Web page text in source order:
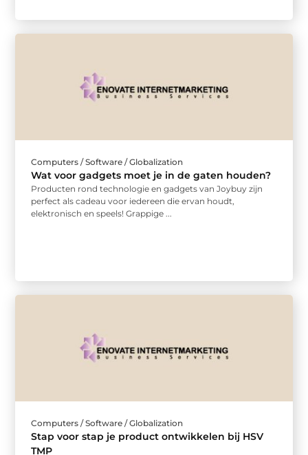
Computers / Software / Globalization
Wat voor gadgets moet je in de gaten houden?
Producten rond technologie en gadgets van Joybuy zijn
perfect als cadeau voor iedereen die ervan houdt,
elektronisch en speels! Grappige ...
Computers / Software / Globalization
Stap voor stap je product ontwikkelen bij HSV
TMP